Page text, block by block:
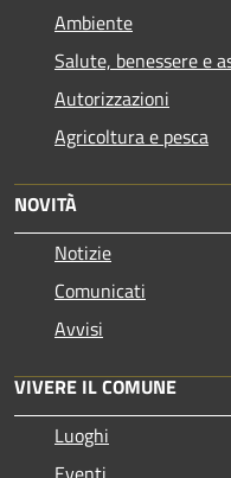
Ambiente
Salute, benessere e
Autorizzazioni
Agricoltura e pesca
NOVITÀ
Notizie
Comunicati
Avvisi
VIVERE IL COMUNE
Luoghi